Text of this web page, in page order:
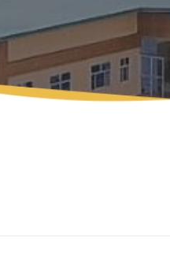
Ruang Seni &
Perpustakaan
Fasilitas
Ke-9
Tahfidz 2023
Ke-10
Tahfidz 2025